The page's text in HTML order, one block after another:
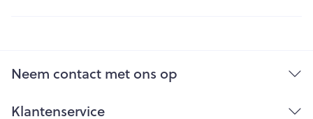
Neem contact met ons op
Klantenservice